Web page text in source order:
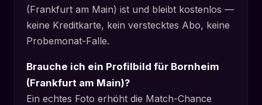
(Frankfurt am Main) ist und bleibt kostenlos —
keine Kreditkarte, kein verstecktes Abo, keine
Probemonat-Falle.
Brauche ich ein Profilbild für Bornheim
(Frankfurt am Main)?
Ein echtes Foto erhöht die Match-Chance